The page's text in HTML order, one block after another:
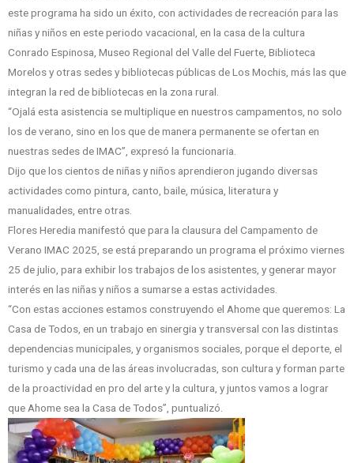
este programa ha sido un éxito, con actividades de recreación para las
niñas y niños en este periodo vacacional, en la casa de la cultura
Conrado Espinosa, Museo Regional del Valle del Fuerte, Biblioteca
Morelos y otras sedes y bibliotecas públicas de Los Mochis, más las que
integran la red de bibliotecas en la zona rural.
“Ojalá esta asistencia se multiplique en nuestros campamentos, no solo
los de verano, sino en los que de manera permanente se ofertan en
nuestras sedes de IMAC”, expresó la funcionaria.
Dijo que los cientos de niñas y niños aprendieron jugando diversas
actividades como pintura, canto, baile, música, literatura y
manualidades, entre otras.
Flores Heredia manifestó que para la clausura del Campamento de
Verano IMAC 2025, se está preparando un programa el próximo viernes
25 de julio, para exhibir los trabajos de los asistentes, y generar mayor
interés en las niñas y niños a sumarse a estas actividades.
“Con estas acciones estamos construyendo el Ahome que queremos: La
Casa de Todos, en un trabajo en sinergia y transversal con las distintas
dependencias municipales, y organismos sociales, porque el deporte, el
turismo y cada una de las áreas involucradas, son cultura y forman parte
de la proactividad en pro del arte y la cultura, y juntos vamos a lograr
que Ahome sea la Casa de Todos”, puntualizó.